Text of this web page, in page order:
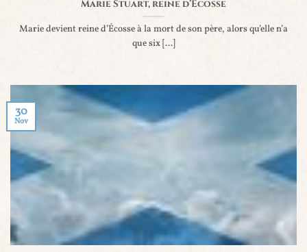
Marie Stuart, reine d’Écosse
Marie devient reine d’Écosse à la mort de son père, alors qu’elle n’a
que six [...]
30
Nov